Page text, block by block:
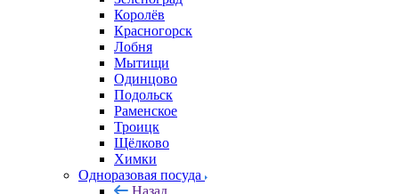
Королёв
Красногорск
Лобня
Мытищи
Одинцово
Подольск
Раменское
Троицк
Щёлково
Химки
Одноразовая посуда
Назад